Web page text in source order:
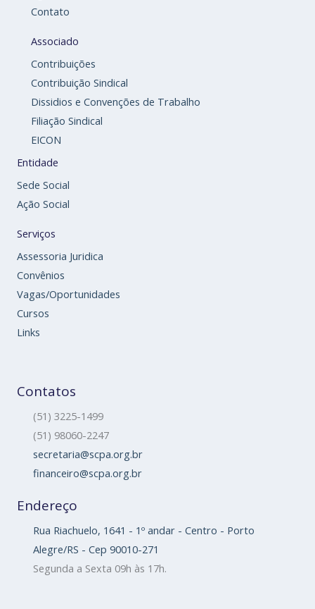
Contato
Associado
Contribuições
Contribuição Sindical
Dissidios e Convenções de Trabalho
Filiação Sindical
EICON
Entidade
Sede Social
Ação Social
Serviços
Assessoria Juridica
Convênios
Vagas/Oportunidades
Cursos
Links
Contatos
(51) 3225-1499
(51) 98060-2247
secretaria@scpa.org.br
financeiro@scpa.org.br
Endereço
Rua Riachuelo, 1641 - 1º andar - Centro - Porto
Alegre/RS - Cep 90010-271
Segunda a Sexta 09h às 17h.